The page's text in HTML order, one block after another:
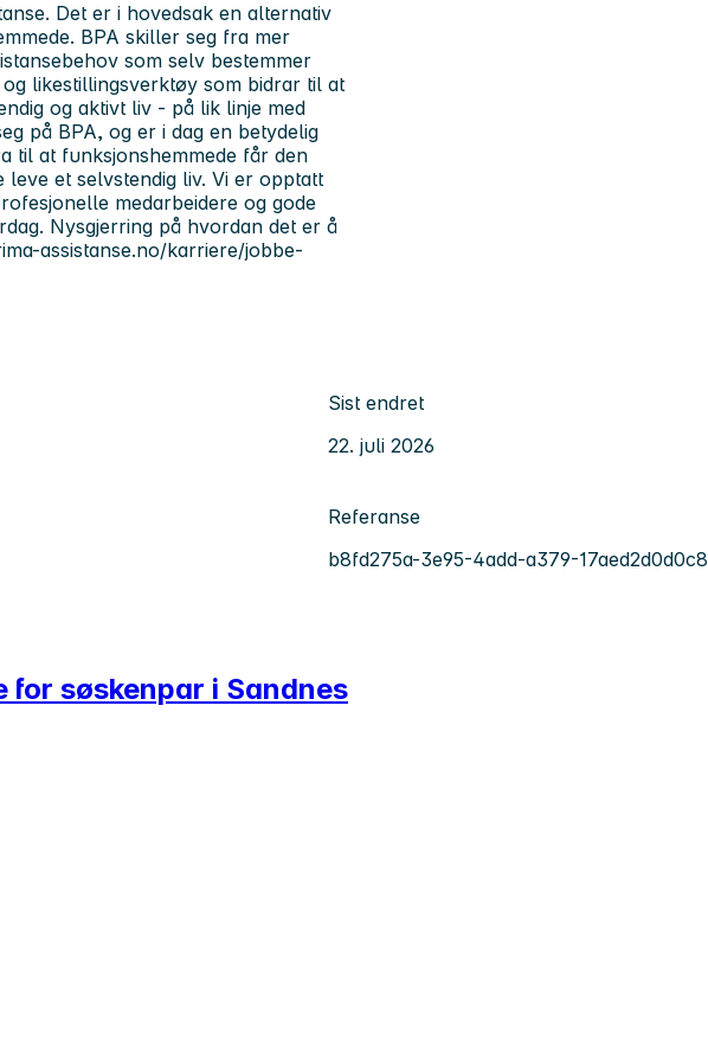
Det er i hovedsak en alternativ
BPA skiller seg fra mer
som selv bestemmer
likestillingsverktøy som bidrar til at
og aktivt liv - på lik linje med
på BPA, og er i dag en betydelig
til at funksjonshemmede får den
et selvstendig liv. Vi er opptatt
medarbeidere og gode
Nysgjerring på hvordan det er å
assistanse.no/karriere/jobbe-
Sist endret
22. juli 2026
Referanse
b8fd275a-3e95-4add-a379-17aed2d0d0c8
søskenpar i Sandnes